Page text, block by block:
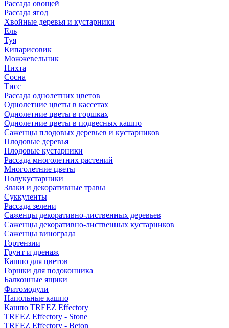
Рассада овощей
Рассада ягод
Хвойные деревья и кустарники
Ель
Туя
Кипарисовик
Можжевельник
Пихта
Сосна
Тисc
Рассада однолетних цветов
Однолетние цветы в кассетах
Однолетние цветы в горшках
Однолетние цветы в подвесных кашпо
Саженцы плодовых деревьев и кустарников
Плодовые деревья
Плодовые кустарники
Рассада многолетних растений
Многолетние цветы
Полукустарники
Злаки и декоративные травы
Суккуленты
Рассада зелени
Саженцы декоративно-лиственных деревьев
Саженцы декоративно-лиственных кустарников
Саженцы винограда
Гортензии
Грунт и дренаж
Кашпо для цветов
Горшки для подоконника
Балконные ящики
Фитомодули
Напольные кашпо
Кашпо TREEZ Effectory
TREEZ Effectory - Stone
TREEZ Effectory - Beton